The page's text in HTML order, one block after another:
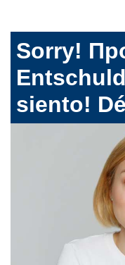
Sorry!
siento!